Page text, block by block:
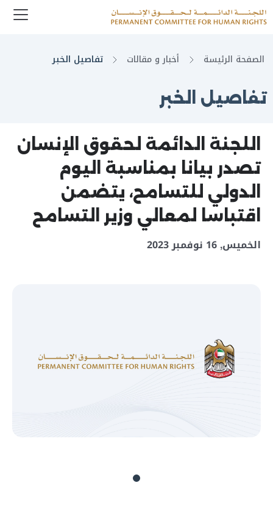
الصفحة الرئيسة أخبار و مقالات تفاصيل الخبر
تفاصيل الخبر
اللجنة الدائمة لحقوق الإنسان
تصدر بيانا بمناسبة اليوم
الدولي للتسامح، يتضمن
اقتباسا لمعالي وزير التسامح
الخميس, 16 نوفمبر 2023